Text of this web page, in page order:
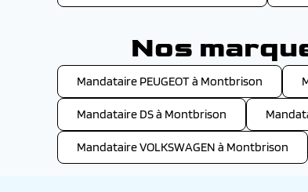
Nos
Mandataire PEUGEOT à Montbrison
Mandataire DS à Montbrison
Mandataire VOLKSWAGEN à Montbrison